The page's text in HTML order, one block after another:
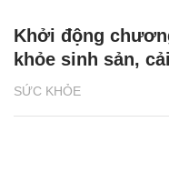
SỨC KHỎE
Khởi động
khỏe sinh sản,